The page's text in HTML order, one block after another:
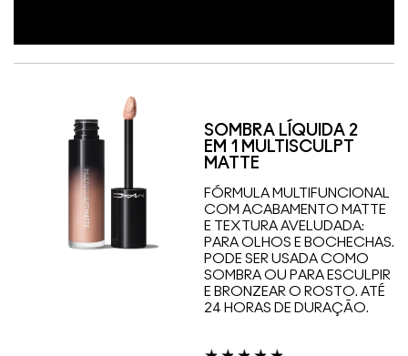
SOMBRA LÍQUIDA 2
EM 1 MULTISCULPT
MATTE
FÓRMULA MULTIFUNCIONAL
COM ACABAMENTO MATTE
E TEXTURA AVELUDADA:
PARA OLHOS E BOCHECHAS.
PODE SER USADA COMO
SOMBRA OU PARA ESCULPIR
E BRONZEAR O ROSTO. ATÉ
24 HORAS DE DURAÇÃO.